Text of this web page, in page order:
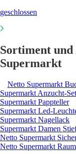
geschlossen
Sortiment und
Supermarkt
Netto Supermarkt
Supermarkt Anzucht-Set
Supermarkt Pappteller
Supermarkt Led-
Supermarkt Nagellack
Supermarkt Damen
Netto Supermarkt
Netto Supermarkt